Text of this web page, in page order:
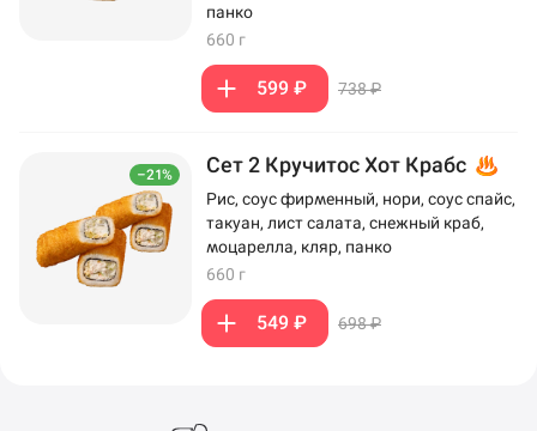
панко
660 г
599 ₽ 738 ₽
–21% Сет 2 Кручитос Хот Крабс
Рис, соус фирменный, нори, соус спайс,
такуан, лист салата, снежный краб,
моцарелла, кляр, панко
660 г
549 ₽ 698 ₽